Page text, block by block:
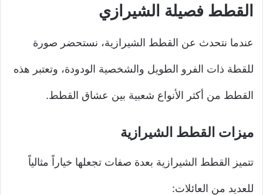
القطط فصيلة الشيرازي
عندما نتحدث عن القطط الشيرازية، نستحضر صورة
للقطة ذات الفرو الطويل والشخصية الودودة، وتعتبر هذه
القطط من أكثر الأنواع شعبية بين عشاق القطط.
ميزات القطط الشيرازية
تتميز القطط الشيرازية بعدة صفات تجعلها خياراً مثالياً
للعديد من العائلات: